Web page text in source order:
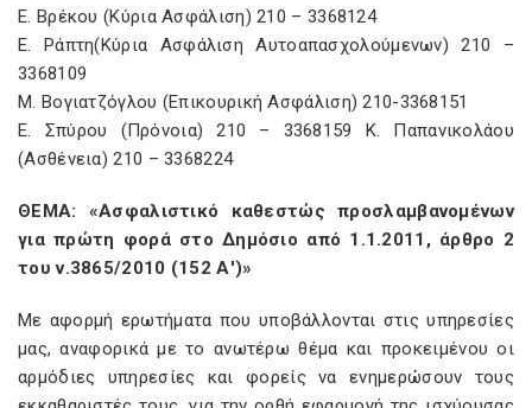
Ε. Βρέκου (Κύρια Ασφάλιση) 210 – 3368124
Ε. Ράπτη(Κύρια Ασφάλιση Αυτοαπασχολούμενων) 210 –
3368109
Μ. Βογιατζόγλου (Επικουρική Ασφάλιση) 210-3368151
Ε. Σπύρου (Πρόνοια) 210 – 3368159 Κ. Παπανικολάου
(Ασθένεια) 210 – 3368224
ΘΕΜΑ: «Ασφαλιστικό καθεστώς προσλαμβανομένων
για πρώτη φορά στο Δημόσιο από 1.1.2011, άρθρο 2
του ν.3865/2010 (152 Α')»
Με αφορμή ερωτήματα που υποβάλλονται στις υπηρεσίες
μας, αναφορικά με το ανωτέρω θέμα και προκειμένου οι
αρμόδιες υπηρεσίες και φορείς να ενημερώσουν τους